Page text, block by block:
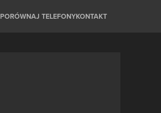
PORÓWNAJ TELEFONYKONTAKT